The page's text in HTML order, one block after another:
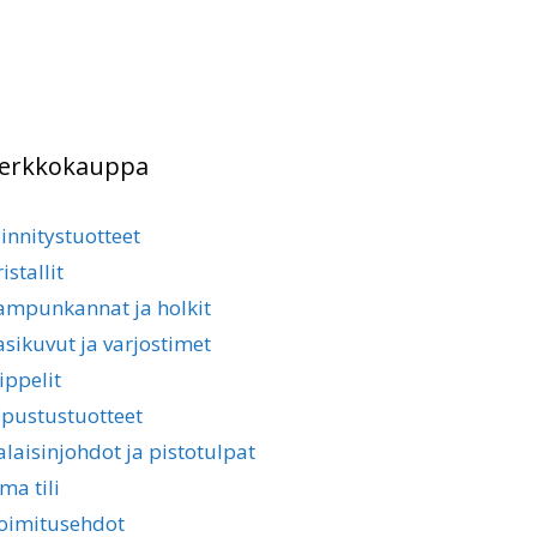
ja holkit
ja varjostimet
ja pistotulpat
tili